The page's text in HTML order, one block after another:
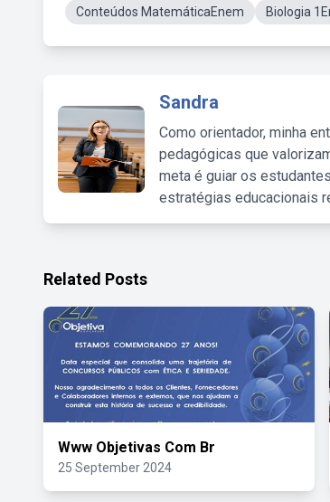
Conteúdos MatemáticaEnem
Biologia
Sandra
Como orientador, minha
pedagógicas que
meta é guiar os
estratégias educacionais
Related Posts
Www Objetivas Com Br
25 September 2024